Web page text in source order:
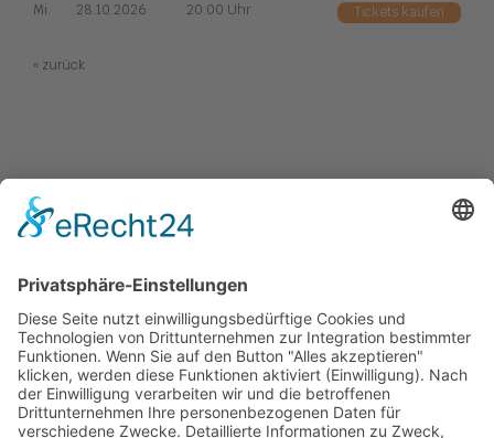
Mi. 28.10.2026 20:00 Uhr Tickets kaufen
« zurück
Central Kabarett
Sanftwut
academixer
Leipziger Pfeffermühle
Spielstätten